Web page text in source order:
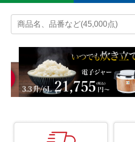
トップページ
新規登録
商品一覧